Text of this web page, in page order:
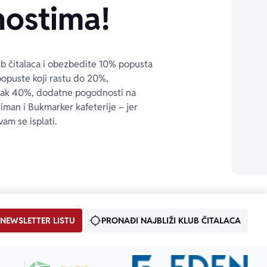
čitalaca i obezbedite 10% popusta
koji rastu do 20%,
40%, dodatne pogodnosti na
i Bukmarker kafeterije – jer
se isplati.
LISTU PRONAĐI NAJBLIŽI KLUB ČITALACA